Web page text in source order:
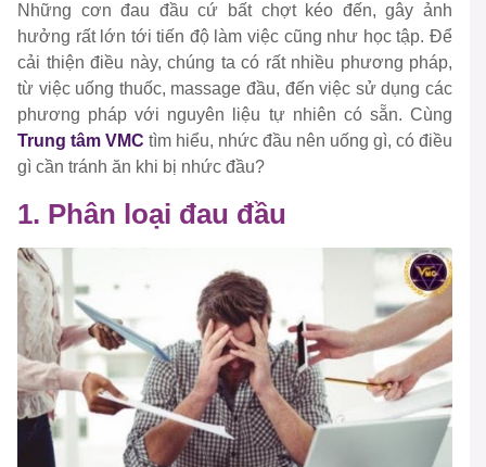
Những cơn đau đầu cứ bất chợt kéo đến, gây ảnh
hưởng rất lớn tới tiến độ làm việc cũng như học tập. Để
cải thiện điều này, chúng ta có rất nhiều phương pháp,
từ việc uống thuốc, massage đầu, đến việc sử dụng các
phương pháp với nguyên liệu tự nhiên có sẵn. Cùng
Trung tâm VMC tìm hiểu, nhức đầu nên uống gì, có điều
gì cần tránh ăn khi bị nhức đầu?
1. Phân loại đau đầu